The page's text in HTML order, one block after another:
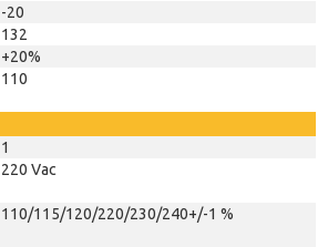
-20
132
+20%
110
1
220 Vac
110/115/120/220/230/240+/-1 %